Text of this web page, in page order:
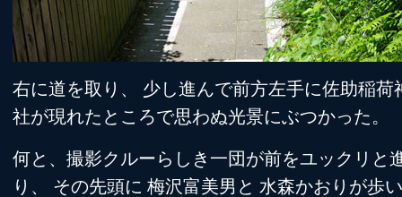
右に道を取り、 少し進んで前方左手に佐助稲荷
社が現れたところで思わぬ光景にぶつかった。
何と、撮影クルーらしき一団が前をユックリと
り、 その先頭に 梅沢富美男と 水森かおりが歩